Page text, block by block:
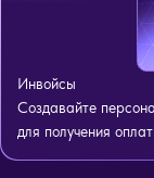
Инвойсы
Создавайте
для получения